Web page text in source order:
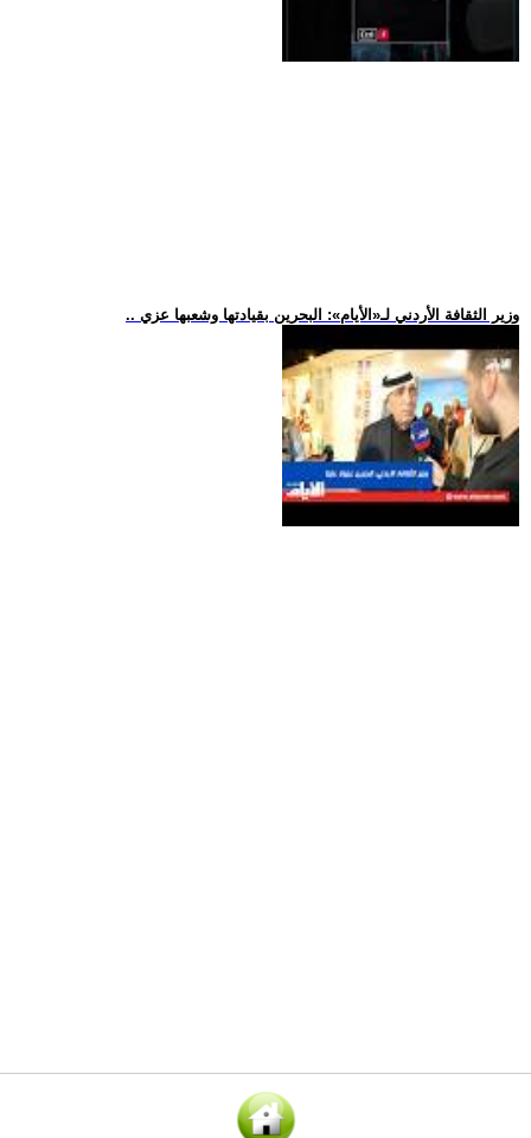
.. وزير الثقافة الأردني لـ«الأيام»: البحرين بقيادتها وشعبها عزي